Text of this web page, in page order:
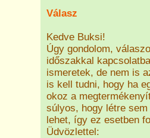
Válasz
Kedve Buksi!
Úgy gondolom,
időszakkal
ismeretek, de nem is
is kell tudni, hogy ha
okoz a
súlyos, hogy létre
lehet, így ez esetben
Üdvözlettel: